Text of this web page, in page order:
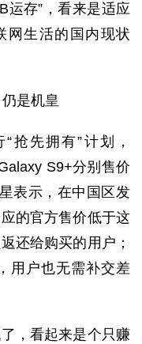
运存”，看来是适应
网生活的国内现状
抢先拥有”计划，
S9+分别售价
表示，在中国区发
的官方售价低于这
还给购买的用户；
用户也无需补交差
，看起来是个只赚